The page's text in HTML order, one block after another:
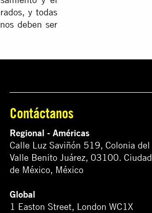
y todas
deben ser
Contáctanos
Regional - Américas
Calle Luz Saviñón 519, Colonia del
Valle Benito Juárez, 03100. Ciudad
de México, México
Global
1 Easton Street, London WC1X